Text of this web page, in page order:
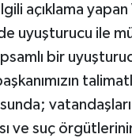
açıklama
uyuşturucu ile
bir
ve suç